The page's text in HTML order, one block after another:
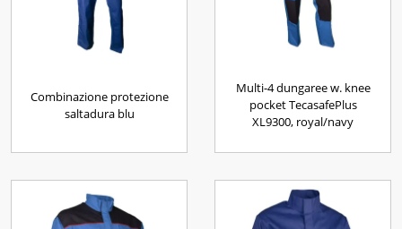
Combinazione protezione
saltadura blu
Multi-4 dungaree w. knee
pocket TecasafePlus
XL9300, royal/navy